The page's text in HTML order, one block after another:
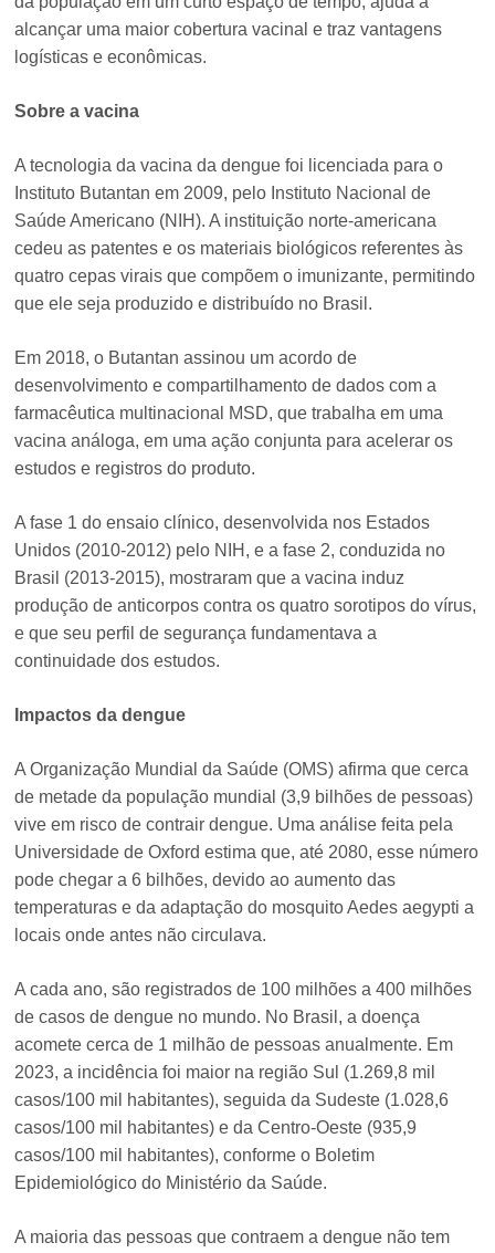
alcançar uma maior cobertura vacinal e traz vantagens
logísticas e econômicas.
Sobre a vacina
A tecnologia da vacina da dengue foi licenciada para o
Instituto Butantan em 2009, pelo Instituto Nacional de
Saúde Americano (NIH). A instituição norte-americana
cedeu as patentes e os materiais biológicos referentes às
quatro cepas virais que compõem o imunizante, permitindo
que ele seja produzido e distribuído no Brasil.
Em 2018, o Butantan assinou um acordo de
desenvolvimento e compartilhamento de dados com a
farmacêutica multinacional MSD, que trabalha em uma
vacina análoga, em uma ação conjunta para acelerar os
estudos e registros do produto.
A fase 1 do ensaio clínico, desenvolvida nos Estados
Unidos (2010-2012) pelo NIH, e a fase 2, conduzida no
Brasil (2013-2015), mostraram que a vacina induz
produção de anticorpos contra os quatro sorotipos do vírus,
e que seu perfil de segurança fundamentava a
continuidade dos estudos.
Impactos da dengue
A Organização Mundial da Saúde (OMS) afirma que cerca
de metade da população mundial (3,9 bilhões de pessoas)
vive em risco de contrair dengue. Uma análise feita pela
Universidade de Oxford estima que, até 2080, esse número
pode chegar a 6 bilhões, devido ao aumento das
temperaturas e da adaptação do mosquito Aedes aegypti a
locais onde antes não circulava.
A cada ano, são registrados de 100 milhões a 400 milhões
de casos de dengue no mundo. No Brasil, a doença
acomete cerca de 1 milhão de pessoas anualmente. Em
2023, a incidência foi maior na região Sul (1.269,8 mil
casos/100 mil habitantes), seguida da Sudeste (1.028,6
casos/100 mil habitantes) e da Centro-Oeste (935,9
casos/100 mil habitantes), conforme o Boletim
Epidemiológico do Ministério da Saúde.
A maioria das pessoas que contraem a dengue não tem